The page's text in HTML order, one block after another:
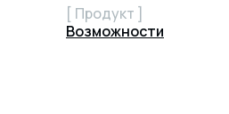
[ Продукт ]
Возможности